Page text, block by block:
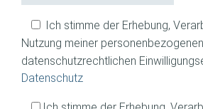
Ich stimme der Erhebung,
Nutzung meiner
datenschutzrechtlichen
Datenschutz